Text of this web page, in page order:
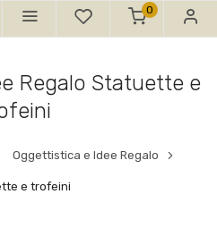
0
Regalo Statuette e
Oggettistica e Idee Regalo
e trofeini